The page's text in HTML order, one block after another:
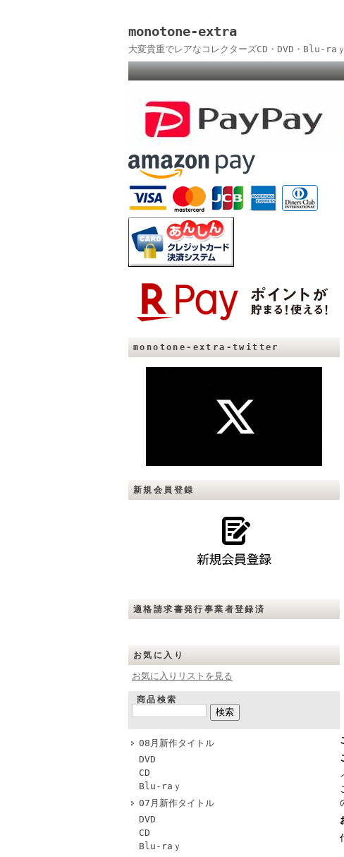
monotone-extra
大変貴重でレアなコレクターズCD・DVD・Blu-ra
monotone-extra-twitter
新規会員登録
適格請求書発行事業者登録済
お気に入り
お気に入りリストを見る
商品検索
08月新作タイトル
DVD
CD
Blu-raｙ
07月新作タイトル
DVD
CD
Blu-raｙ